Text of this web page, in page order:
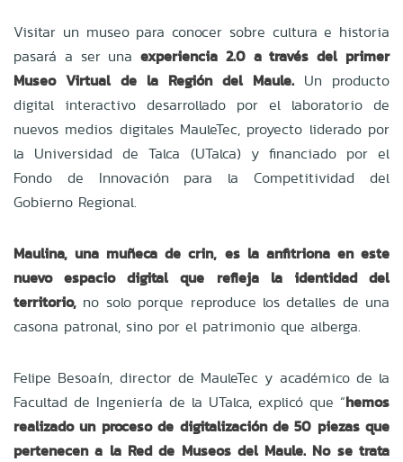
Visitar un museo para conocer sobre cultura e historia
pasará a ser unaexperiencia 2.0 a través del primer
Museo Virtual de la Región del Maule. Un producto
digital interactivo desarrollado por el laboratorio de
nuevos medios digitales MauleTec, proyecto liderado por
la Universidad de Talca (UTalca) y financiado por el
Fondo de Innovación para la Competitividad del
Gobierno Regional.
Maulina, una muñeca de crin, es la anfitriona en este
nuevo espacio digital que refleja la identidad del
territorio, no solo porque reproduce los detalles de una
casona patronal, sino por el patrimonio que alberga.
Felipe Besoaín, director de MauleTec y académico de la
Facultad de Ingeniería de la UTalca, explicó que “hemos
realizado un proceso de digitalización de 50 piezas que
pertenecen a la Red de Museos del Maule. No se trata